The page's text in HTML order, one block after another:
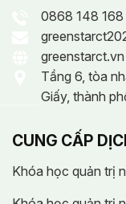
0868 148 168
greenstarct.vn
Tầng 6, tòa
Giấy, thành
CUNG CẤP
Khóa học quản trị